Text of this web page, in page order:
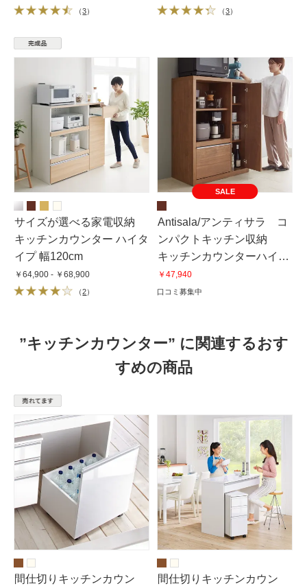
（3） （3）
サイズが選べる家電収納
キッチンカウンター ハイタ
イプ 幅120cm
￥64,900 - ￥68,900
（2）
SALE
Antisala/アンティサラ コ
ンパクトキッチン収納
キッチンカウンターハイタ
イプ 幅90.5cm高さ120cm
￥47,940
口コミ募集中
”キッチンカウンター” に関連するおす
すめの商品
間仕切りキッチンカウン
間仕切りキッチンカウン